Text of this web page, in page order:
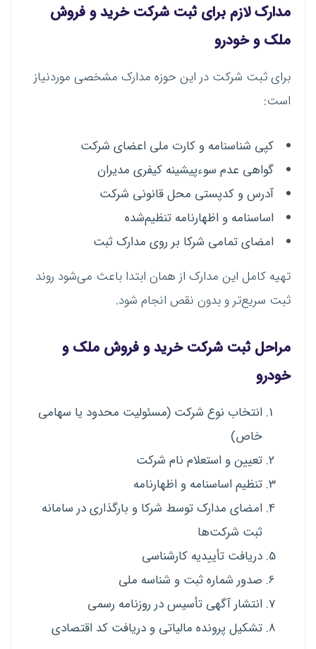
مدارک لازم برای ثبت شرکت خرید و فروش
ملک و خودرو
برای ثبت شرکت در این حوزه مدارک مشخصی موردنیاز
است:
کپی شناسنامه و کارت ملی اعضای شرکت
گواهی عدم سوءپیشینه کیفری مدیران
آدرس و کدپستی محل قانونی شرکت
اساسنامه و اظهارنامه تنظیم‌شده
امضای تمامی شرکا بر روی مدارک ثبت
تهیه کامل این مدارک از همان ابتدا باعث می‌شود روند
ثبت سریع‌تر و بدون نقص انجام شود.
مراحل ثبت شرکت خرید و فروش ملک و
خودرو
انتخاب نوع شرکت (مسئولیت محدود یا سهامی
خاص)
تعیین و استعلام نام شرکت
تنظیم اساسنامه و اظهارنامه
امضای مدارک توسط شرکا و بارگذاری در سامانه
ثبت شرکت‌ها
دریافت تأییدیه کارشناسی
صدور شماره ثبت و شناسه ملی
انتشار آگهی تأسیس در روزنامه رسمی
تشکیل پرونده مالیاتی و دریافت کد اقتصادی